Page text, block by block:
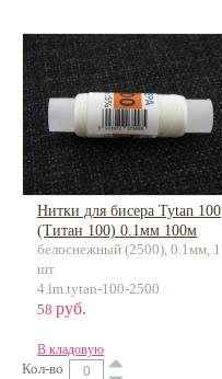
Нитки для бисера Tytan 100
(Титан 100) 0.1мм 100м
белоснежный (2500), 0.1мм, 1
шт
4.lm.tytan-100-2500
58 руб.
В кладовую
Кол-во